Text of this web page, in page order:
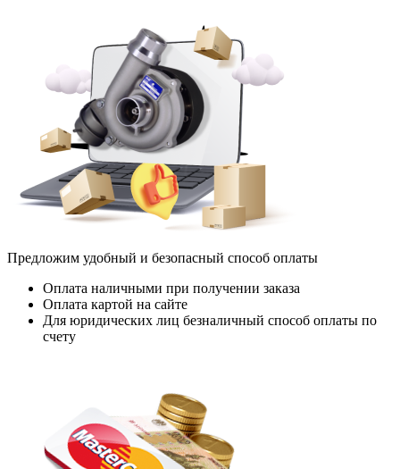
Предложим удобный и безопасный способ оплаты
Оплата наличными при получении заказа
Оплата картой на сайте
Для юридических лиц безналичный способ оплаты по
счету